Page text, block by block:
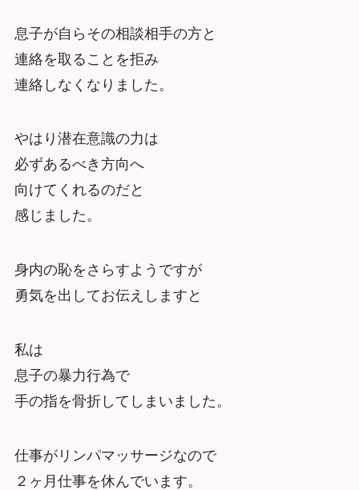
息子が自らその相談相手の方と
連絡を取ることを拒み
連絡しなくなりました。
やはり潜在意識の力は
必ずあるべき方向へ
向けてくれるのだと
感じました。
身内の恥をさらすようですが
勇気を出してお伝えしますと
私は
息子の暴力行為で
手の指を骨折してしまいました。
仕事がリンパマッサージなので
２ヶ月仕事を休んでいます。